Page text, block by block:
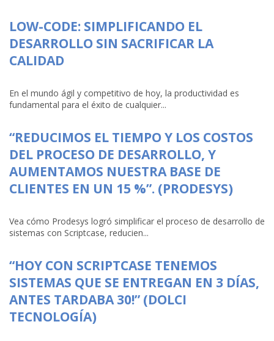
LOW-CODE: SIMPLIFICANDO EL
DESARROLLO SIN SACRIFICAR LA
CALIDAD
En el mundo ágil y competitivo de hoy, la productividad es
fundamental para el éxito de cualquier...
“REDUCIMOS EL TIEMPO Y LOS COSTOS
DEL PROCESO DE DESARROLLO, Y
AUMENTAMOS NUESTRA BASE DE
CLIENTES EN UN 15 %”. (PRODESYS)
Vea cómo Prodesys logró simplificar el proceso de desarrollo de
sistemas con Scriptcase, reducien...
“HOY CON SCRIPTCASE TENEMOS
SISTEMAS QUE SE ENTREGAN EN 3 DÍAS,
ANTES TARDABA 30!” (DOLCI
TECNOLOGÍA)